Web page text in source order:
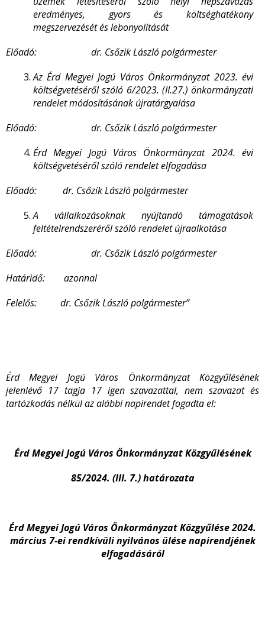
eredményes, gyors és költséghatékony
megszervezését és lebonyolítását
Előadó: dr. Csőzik László polgármester
Az Érd Megyei Jogú Város Önkormányzat 2023. évi
költségvetéséről szóló 6/2023. (II.27.) önkormányzati
rendelet módosításának újratárgyalása
Előadó: dr. Csőzik László polgármester
Érd Megyei Jogú Város Önkormányzat 2024. évi
költségvetéséről szóló rendelet elfogadása
Előadó: dr. Csőzik László polgármester
A vállalkozásoknak nyújtandó támogatások
feltételrendszeréről szóló rendelet újraalkotása
Előadó: dr. Csőzik László polgármester
Határidő: azonnal
Felelős: dr. Csőzik László polgármester”
Érd Megyei Jogú Város Önkormányzat Közgyűlésének
jelenlévő 17 tagja 17 igen szavazattal, nem szavazat és
tartózkodás nélkül az alábbi napirendet fogadta el:
Érd Megyei Jogú Város Önkormányzat Közgyűlésének
85/2024. (III. 7.) határozata
Érd Megyei Jogú Város Önkormányzat Közgyűlése 2024.
március 7-ei rendkívüli nyilvános ülése napirendjének
elfogadásáról